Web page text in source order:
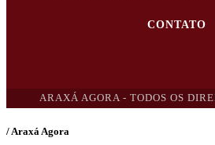
CONTATO
ARAXÁ AGORA - TODOS OS
/ Araxá Agora